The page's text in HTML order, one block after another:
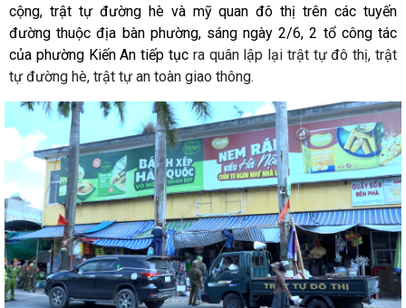
cộng, trật tự đường hè và mỹ quan đô thị trên các tuyến
đường thuộc địa bàn phường, sáng ngày 2/6, 2 tổ công tác
của phường Kiến An tiếp tục ra quân lập lại trật tự đô thị, trật
tự đường hè, trật tự an toàn giao thông.